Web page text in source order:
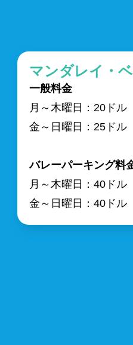
マンダレイ・
一般料金
月～木曜日：20ドル
金～日曜日：25ドル
バレーパーキング料
月～木曜日：40ドル
金～日曜日：40ドル